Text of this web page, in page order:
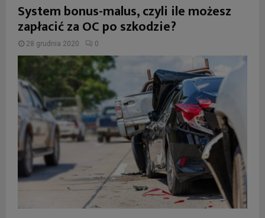
System bonus-malus, czyli ile możesz
zapłacić za OC po szkodzie?
28 grudnia 2020 0